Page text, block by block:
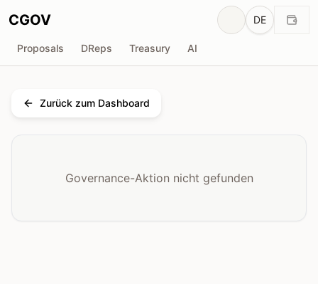
CGOV DE
Proposals DReps Treasury AI
Zurück zum Dashboard
Governance-Aktion nicht gefunden